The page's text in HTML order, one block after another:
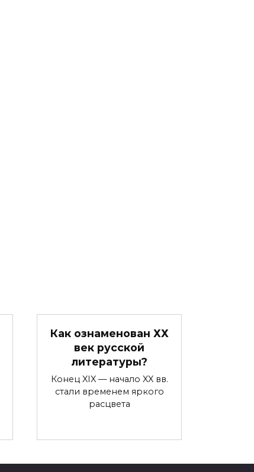
Как ознаменован ХХ
век русской
литературы?
Конец XIX — начало XX вв.
стали временем яркого
расцвета